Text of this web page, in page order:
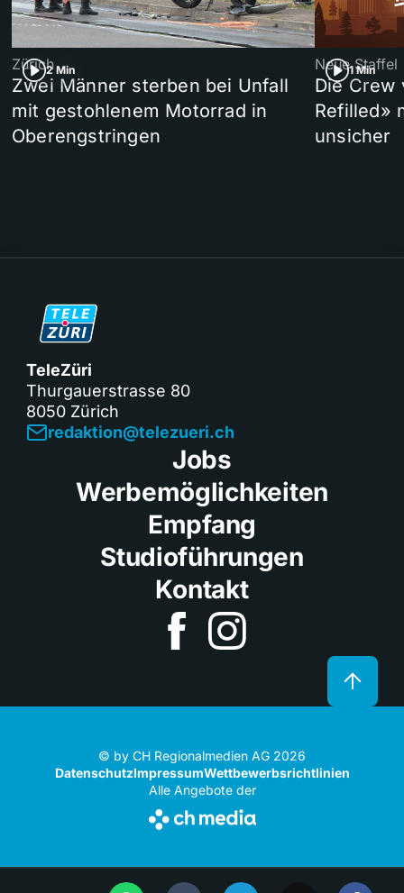
2 Min
Zürich
Zwei Männer sterben bei Unfall
mit gestohlenem Motorrad in
Oberengstringen
1 Min
Neue Staffel
Die Crew
Refilled»
unsicher
TeleZüri
Thurgauerstrasse 80
8050 Zürich
redaktion@telezueri.ch
Jobs
Werbemöglichkeiten
Empfang
Studioführungen
Kontakt
© by CH Regionalmedien AG 2026
DatenschutzImpressumWettbewerbsrichtlinien
Alle Angebote der